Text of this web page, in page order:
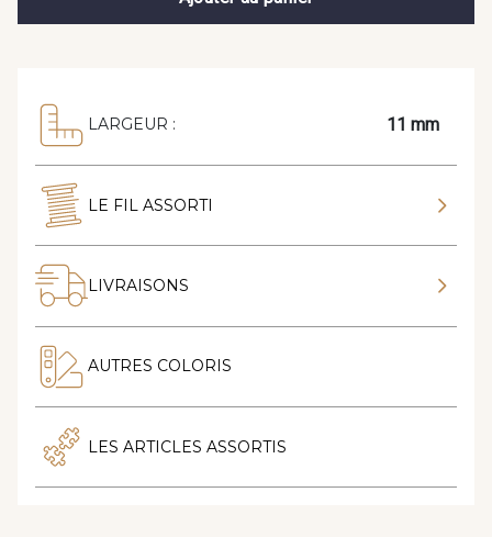
LARGEUR : 11 mm
LE FIL ASSORTI
LIVRAISONS
AUTRES COLORIS
LES ARTICLES ASSORTIS